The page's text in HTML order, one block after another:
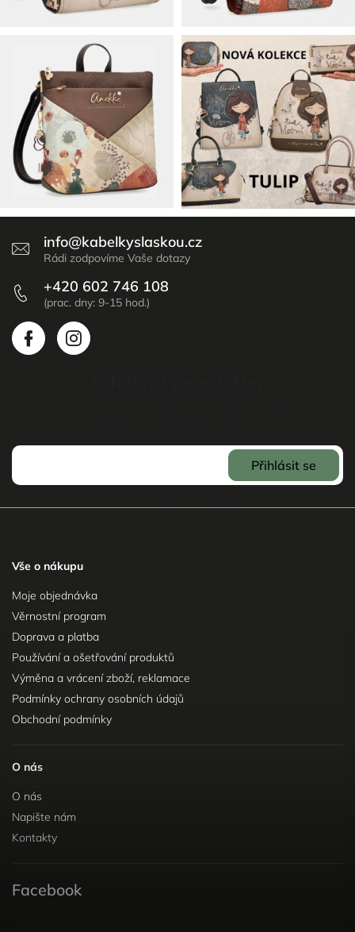
info@kabelkyslaskou.cz
+420 602 746 108
Přihlásit se
Vše o nákupu
Moje objednávka
Věrnostní program
Doprava a platba
Používání a ošetřování produktů
Výměna a vrácení zboží, reklamace
Podmínky ochrany osobních údajů
Obchodní podmínky
O nás
O nás
Napište nám
Kontakty
Facebook